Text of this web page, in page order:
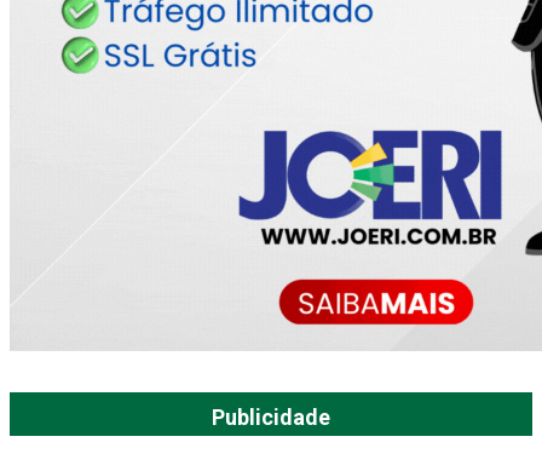
Publicidade